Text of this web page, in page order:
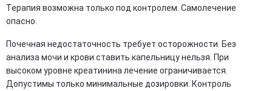
Терапия возможна только под контролем. Самолечение
опасно.
Почечная недостаточность требует осторожности. Без
анализа мочи и крови ставить капельницу нельзя. При
высоком уровне креатинина лечение ограничивается.
Допустимы только минимальные дозировки. Контроль